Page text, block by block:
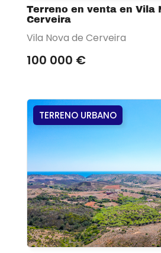
Terreno en venta en Vila
Cerveira
Vila Nova de Cerveira
100 000 €
TERRENO URBANO